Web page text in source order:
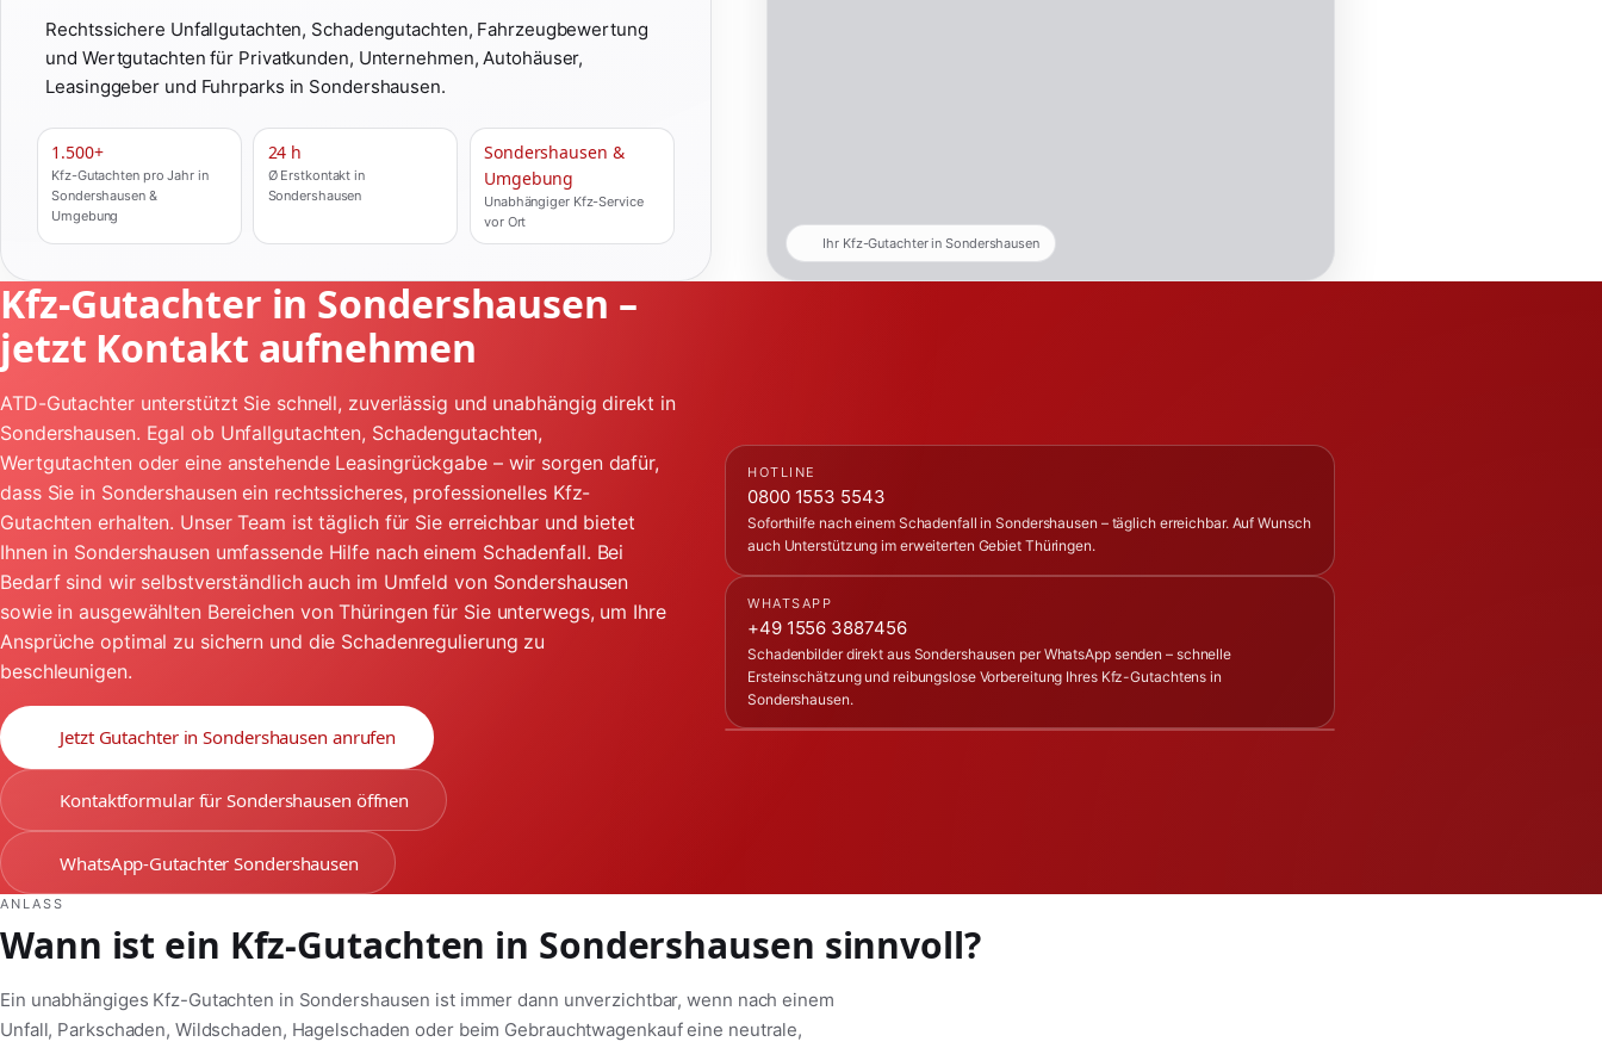
Rechtssichere Unfallgutachten, Schadengutachten, Fahrzeugbewertung
und Wertgutachten für Privatkunden, Unternehmen, Autohäuser,
Leasinggeber und Fuhrparks in Sondershausen.
1.500+
Kfz-Gutachten pro Jahr in
Sondershausen &
Umgebung
24 h
Ø Erstkontakt in
Sondershausen
Sondershausen &
Umgebung
Unabhängiger Kfz-Service
vor Ort
Ihr Kfz-Gutachter in Sondershausen
Kfz-Gutachter in Sondershausen –
jetzt Kontakt aufnehmen
ATD-Gutachter unterstützt Sie schnell, zuverlässig und unabhängig direkt in
Sondershausen. Egal ob Unfallgutachten, Schadengutachten,
Wertgutachten oder eine anstehende Leasingrückgabe – wir sorgen dafür,
dass Sie in Sondershausen ein rechtssicheres, professionelles Kfz-
Gutachten erhalten. Unser Team ist täglich für Sie erreichbar und bietet
Ihnen in Sondershausen umfassende Hilfe nach einem Schadenfall. Bei
Bedarf sind wir selbstverständlich auch im Umfeld von Sondershausen
sowie in ausgewählten Bereichen von Thüringen für Sie unterwegs, um Ihre
Ansprüche optimal zu sichern und die Schadenregulierung zu
beschleunigen.
Jetzt Gutachter in Sondershausen anrufen
Kontaktformular für Sondershausen öffnen
WhatsApp-Gutachter Sondershausen
HOTLINE
0800 1553 5543
Soforthilfe nach einem Schadenfall in Sondershausen – täglich erreichbar. Auf Wunsch
auch Unterstützung im erweiterten Gebiet Thüringen.
WHATSAPP
+49 1556 3887456
Schadenbilder direkt aus Sondershausen per WhatsApp senden – schnelle
Ersteinschätzung und reibungslose Vorbereitung Ihres Kfz-Gutachtens in
Sondershausen.
ANLASS
Wann ist ein Kfz-Gutachten in Sondershausen sinnvoll?
Ein unabhängiges Kfz-Gutachten in Sondershausen ist immer dann unverzichtbar, wenn nach einem
Unfall, Parkschaden, Wildschaden, Hagelschaden oder beim Gebrauchtwagenkauf eine neutrale,